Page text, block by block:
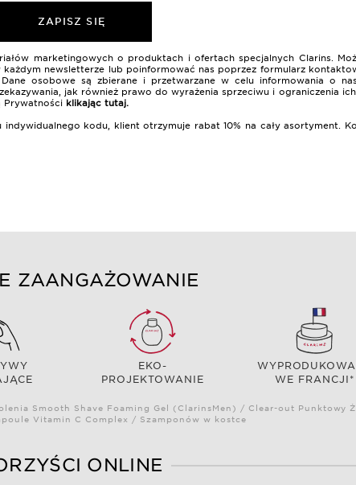
ZAPISZ SIĘ
marketingowych o produktach i ofertach specjalnych Clarins.
newsletterze lub poinformować nas poprzez formularz
osobowe są zbierane i przetwarzane w celu informowania o
jak również prawo do wyrażenia sprzeciwu i ograniczenia
Prywatności klikając tutaj.
kodu, klient otrzymuje rabat 10% na cały asortyment.
ZAANGAŻOWANIE
EKO-
PROJEKTOWANIE
WE FRANCJI*
Smooth Shave Foaming Gel (ClarinsMen) / Clear-out Punktowy
Vitamin C Complex / Szamponów w kostce
ONLINE